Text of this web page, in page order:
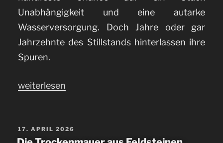
Unabhängigkeit und eine autarke
Wasserversorgung. Doch Jahre oder gar
Jahrzehnte des Stillstands hinterlassen ihre
Spuren.
„Die
traditionellen
weiterlesen
VERÖFFENTLICHT
AM
17. APRIL 2026